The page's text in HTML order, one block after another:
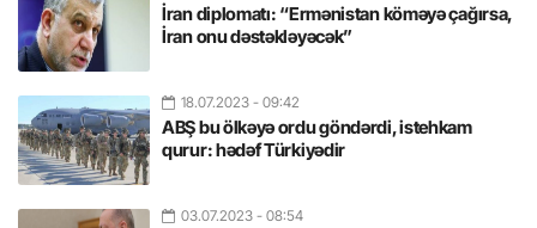
İran diplomatı: “Ermənistan köməyə çağırsa,
İran onu dəstəkləyəcək”
18.07.2023 - 09:42
ABŞ bu ölkəyə ordu göndərdi, istehkam
qurur: hədəf Türkiyədir
03.07.2023 - 08:54